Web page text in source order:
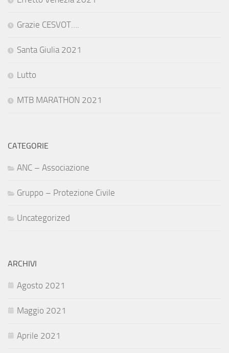
Grazie CESVOT….
Santa Giulia 2021
Lutto
MTB MARATHON 2021
CATEGORIE
ANC – Associazione
Gruppo – Protezione Civile
Uncategorized
ARCHIVI
Agosto 2021
Maggio 2021
Aprile 2021